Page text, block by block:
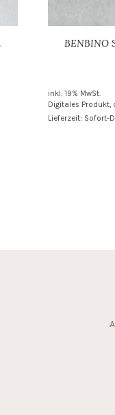
BENBINO
inkl. 19% MwSt.
Digitales Produkt,
Lieferzeit: Sofort-